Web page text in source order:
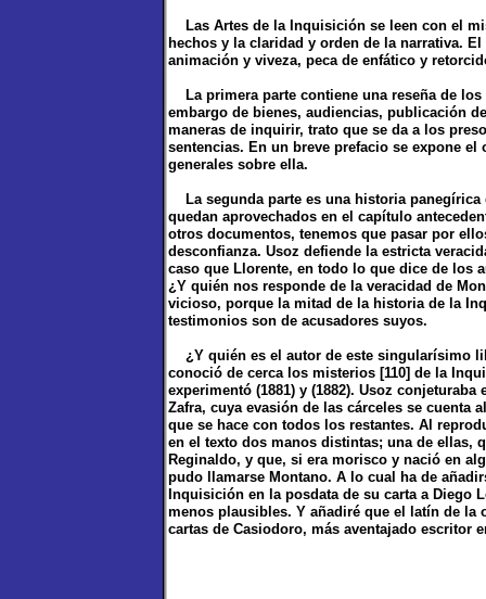
Las Artes de la Inquisición se leen con el
hechos y la claridad y orden de la narrativa.
animación y viveza, peca de enfático y
La primera parte contiene una reseña de
embargo de bienes, audiencias, publicación
maneras de inquirir, trato que se da a los
sentencias. En un breve prefacio se expone
generales sobre ella.
La segunda parte es una historia panegírica
quedan aprovechados en el capítulo
otros documentos, tenemos que pasar por
desconfianza. Usoz defiende la estricta
caso que Llorente, en todo lo que dice de los
¿Y quién nos responde de la veracidad de
vicioso, porque la mitad de la historia de la
testimonios son de acusadores suyos.
¿Y quién es el autor de este singularísimo
conoció de cerca los misterios [110] de la
experimentó (1881) y (1882). Usoz
Zafra, cuya evasión de las cárceles se
que se hace con todos los restantes. Al
en el texto dos manos distintas; una de ellas,
Reginaldo, y que, si era morisco y nació en
pudo llamarse Montano. A lo cual ha de
Inquisición en la posdata de su carta a Diego
menos plausibles. Y añadiré que el latín de la
cartas de Casiodoro, más aventajado escritor